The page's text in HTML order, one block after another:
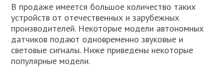
В продаже имеется большое количество таких
устройств от отечественных и зарубежных
производителей. Некоторые модели автономных
датчиков подают одновременно звуковые и
световые сигналы. Ниже приведены некоторые
популярные модели.